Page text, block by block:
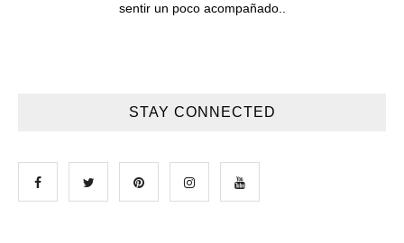
sentir un poco acompañado..
STAY CONNECTED